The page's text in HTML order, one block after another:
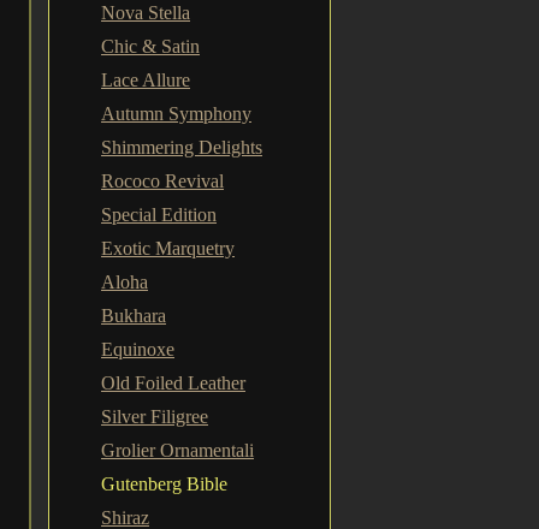
Nova Stella
Chic & Satin
Lace Allure
Autumn Symphony
Shimmering Delights
Rococo Revival
Special Edition
Exotic Marquetry
Aloha
Bukhara
Equinoxe
Old Foiled Leather
Silver Filigree
Grolier Ornamentali
Gutenberg Bible
Shiraz